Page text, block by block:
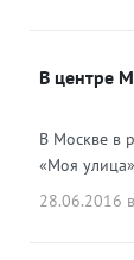
В центре
В Москве в
«Моя
28.06.2016